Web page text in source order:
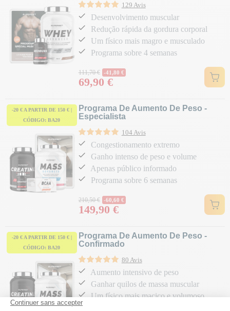
129 Avis
Desenvolvimento muscular
Redução rápida da gordura corporal
Um físico mais magro e musculado
Programa sobre 4 semanas
Preço normal
111,70 € -41,80 €
Preço
69,90 €
-20 € A PARTIR DE 150 € |
CÓDIGO: BA20
Programa De Aumento De Peso -
Especialista
104 Avis
Congestionamento extremo
Ganho intenso de peso e volume
Apenas público informado
Programa sobre 6 semanas
Preço normal
210,50 € -60,60 €
Preço
149,90 €
-20 € A PARTIR DE 150 € |
CÓDIGO: BA20
Programa De Aumento De Peso -
Confirmado
80 Avis
Aumento intensivo de peso
Ganhar quilos de massa muscular
Um físico mais maciço e volumoso